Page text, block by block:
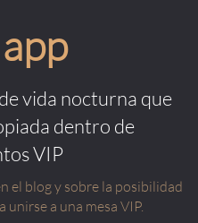
vida nocturna que
dentro de
VIP
el blog y sobre la posibilidad
a una mesa VIP.